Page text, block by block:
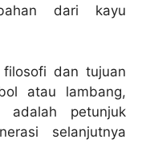
dari kayu
dan tujuan
atau lambang,
adalah petunjuk
selanjutnya